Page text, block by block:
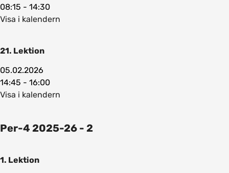
08:15 - 14:30
Visa i kalendern
21. Lektion
05.02.2026
14:45 - 16:00
Visa i kalendern
Per-4 2025-26 - 2
1. Lektion